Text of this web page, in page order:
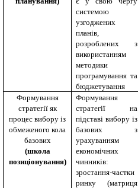
системою
узгоджених
планів,
розроблених з
використанням
методики
програмування та
бюджетування
Формування
стратегії як
процес вибору із
обмеженого кола
базових
(школа
позиціонування)
Формування
стратегії на
підставі вибору із
базових з
урахуванням
економічних
чинників:
зростання-частки
ринку (матриця